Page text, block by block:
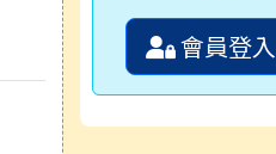
會員登入